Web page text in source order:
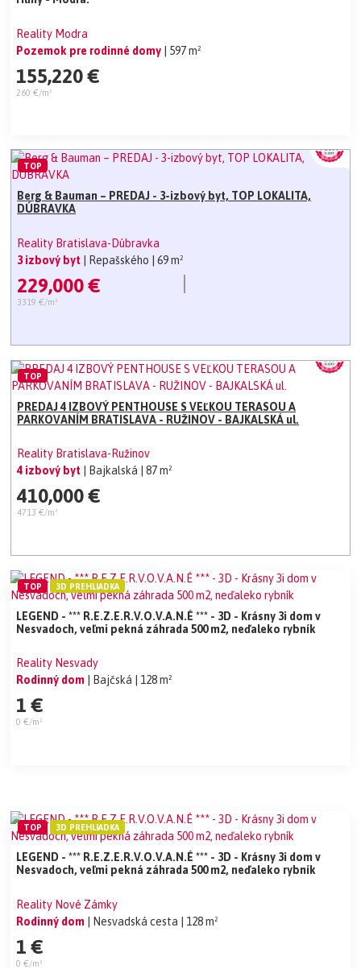
Reality Modra
Pozemok pre rodinné domy
| 597 m²
155,220 €
260 €/m²
Berg & Bauman – PREDAJ - 3-izbový byt, TOP LOKALITA,
DÚBRAVKA
Reality Bratislava-Dúbravka
3 izbový byt
| Repašského | 69 m²
229,000 €
3319 €/m²
TOP
PREDAJ 4 IZBOVÝ PENTHOUSE S VEĽKOU TERASOU A
PARKOVANÍM BRATISLAVA - RUŽINOV - BAJKALSKÁ ul.
Reality Bratislava-Ružinov
4 izbový byt
| Bajkalská | 87 m²
410,000 €
4713 €/m²
TOP
LEGEND - *** R.E.Z.E.R.V.O.V.A.N.É *** - 3D - Krásny 3i dom v
Nesvadoch, veľmi pekná záhrada 500 m2, neďaleko rybník
Reality Nesvady
Rodinný dom
| Bajčská | 128 m²
1 €
0 €/m²
TOP 3D PREHLIADKA
LEGEND - *** R.E.Z.E.R.V.O.V.A.N.É *** - 3D - Krásny 3i dom v
Nesvadoch, veľmi pekná záhrada 500 m2, neďaleko rybník
Reality Nové Zámky
Rodinný dom
| Nesvadská cesta | 128 m²
1 €
0 €/m²
TOP 3D PREHLIADKA